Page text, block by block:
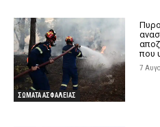
ΣΩΜΑΤΑ ΑΣΦΑΛΕΙΑΣ
που
7